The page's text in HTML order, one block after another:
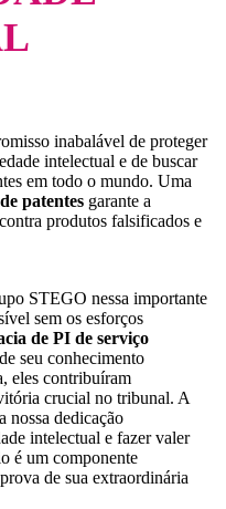
inabalável de proteger
intelectual e de buscar
em todo o mundo. Uma
patentes garante a
produtos falsificados e
STEGO nessa importante
sem os esforços
de PI de serviço
seu conhecimento
eles contribuíram
crucial no tribunal. A
nossa dedicação
intelectual e fazer valer
é um componente
de sua extraordinária